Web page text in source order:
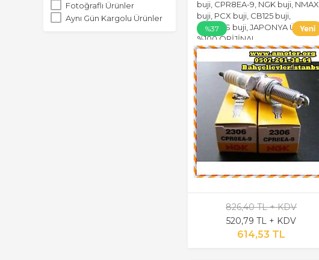
Fotoğraflı Ürünler
Aynı Gün Kargolu Ürünler
buji, CPR8EA-9, NGK buji, NMAX
buji, PCX buji, CB125 buji,
ACTIVAS buji, JAPONYA ÜRETİM
%100 ORİJİNAL
%37
826,40 TL + KDV
520,79 TL + KDV
614,53 TL